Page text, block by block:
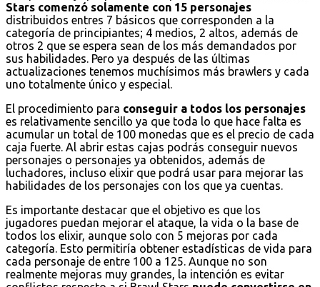
Stars comenzó solamente con 15 personajes
distribuidos entres 7 básicos que corresponden a la
categoría de principiantes; 4 medios, 2 altos, además de
otros 2 que se espera sean de los más demandados por
sus habilidades. Pero ya después de las últimas
actualizaciones tenemos muchísimos más brawlers y cada
uno totalmente único y especial.
El procedimiento para conseguir a todos los personajes
es relativamente sencillo ya que toda lo que hace falta es
acumular un total de 100 monedas que es el precio de cada
caja fuerte. Al abrir estas cajas podrás conseguir nuevos
personajes o personajes ya obtenidos, además de
luchadores, incluso elixir que podrá usar para mejorar las
habilidades de los personajes con los que ya cuentas.
Es importante destacar que el objetivo es que los
jugadores puedan mejorar el ataque, la vida o la base de
todos los elixir, aunque solo con 5 mejoras por cada
categoría. Esto permitiría obtener estadísticas de vida para
cada personaje de entre 100 a 125. Aunque no son
realmente mejoras muy grandes, la intención es evitar